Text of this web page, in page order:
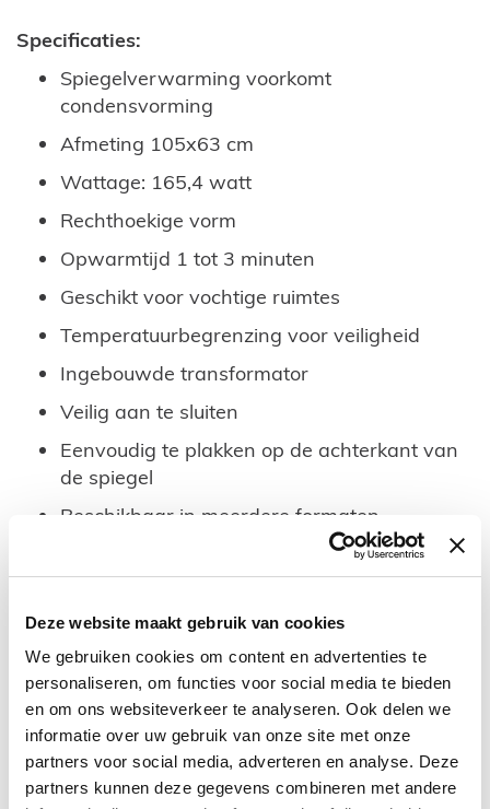
Deze website maakt gebruik van cookies
We gebruiken cookies om content en advertenties te
personaliseren, om functies voor social media te bieden
en om ons websiteverkeer te analyseren. Ook delen we
informatie over uw gebruik van onze site met onze
partners voor social media, adverteren en analyse. Deze
partners kunnen deze gegevens combineren met andere
Specificaties:
Spiegelverwarming voorkomt
condensvorming
Afmeting 105x63 cm
Wattage: 165,4 watt
Rechthoekige vorm
Opwarmtijd 1 tot 3 minuten
Geschikt voor vochtige ruimtes
Temperatuurbegrenzing voor veiligheid
Ingebouwde transformator
Veilig aan te sluiten
Eenvoudig te plakken op de achterkant van
de spiegel
Beschikbaar in meerdere formaten.
Deze set bestaat uit de volgende onderdelen:
Wilt u een andere afmeting, kijk dan bij
vergelijkbare producten.
Maak u bestelling compleet door een spiegel mee
te bestellen hieronder bij combinatieproducten.